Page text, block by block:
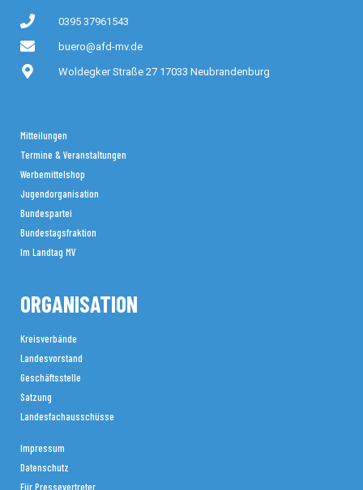
0395 37961543
buero@afd-mv.de
Woldegker Straße 27 17033 Neubrandenburg
Mitteilungen
Termine & Veranstaltungen
Werbemittelshop
Jugendorganisation
Bundespartei
Bundestagsfraktion
Im Landtag MV
ORGANISATION
Kreisverbände
Landesvorstand
Geschäftsstelle
Satzung
Landesfachausschüsse
Impressum
Datenschutz
Für Pressevertreter